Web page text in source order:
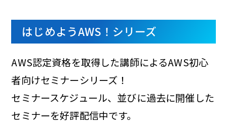
はじめようAWS！シリーズ
AWS認定資格を取得した講師によるAWS初心
者向けセミナーシリーズ！
セミナースケジュール、並びに過去に開催した
セミナーを好評配信中です。